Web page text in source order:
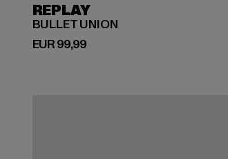
REPLAY
BULLET UNION
EUR 99,99
Derzeitiger Preis: EUR 99,99